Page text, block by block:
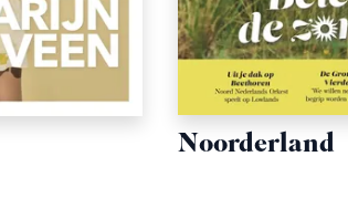
Noorderland